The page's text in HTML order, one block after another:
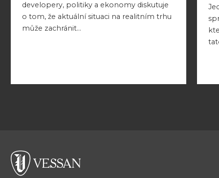
developery, politiky a ekonomy diskutuje
o tom, že aktuální situaci na realitním trhu
může zachránit...